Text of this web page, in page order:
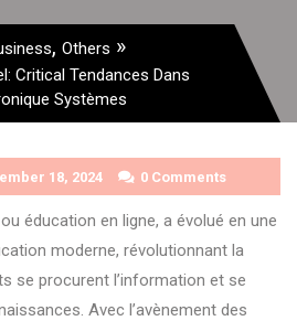
, Others »
Critical Tendances Dans
Systèmes
18, 2024 0 Comments
éducation en ligne, a évolué en une
moderne, révolutionnant la
se procurent l’information et se
Avec l’avènement des